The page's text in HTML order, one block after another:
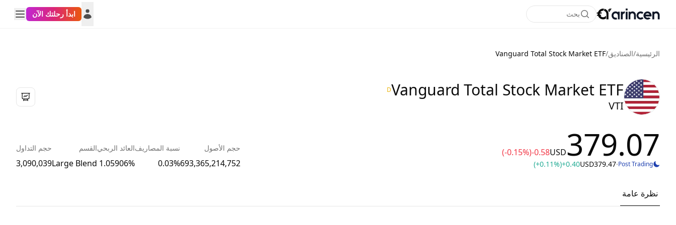
بحث ابدأ رحلتك الآن
الرئيسية/الصناديق/
Vanguard Total Stock Market ETF
Vanguard Total Stock Market ETF
D
VTI
379.07
USD
-0.58
(-0.15%)
Post Trading
·
379.47
USD
+0.40
(+0.11%)
حجم الأصول
693,365,214,752
نسبة المصاريف
0.03%
العائد الربحي
1.05906%
القسم
Large Blend
حجم التداول
3,090,039
نظرة عامة